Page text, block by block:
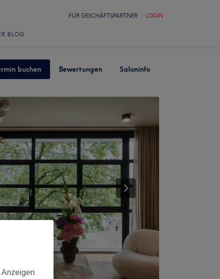
FÜR GESCHÄFTSPARTNER LOGIN
BLOG
buchen Bewertungen Saloninfo